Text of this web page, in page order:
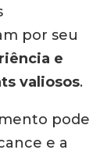
por seu
e
valiosos.
pode
e a